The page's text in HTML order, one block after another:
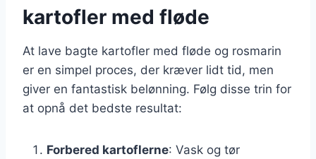
kartofler med fløde
At lave bagte kartofler med fløde og rosmarin
er en simpel proces, der kræver lidt tid, men
giver en fantastisk belønning. Følg disse trin for
at opnå det bedste resultat:
Forbered kartoflerne: Vask og tør